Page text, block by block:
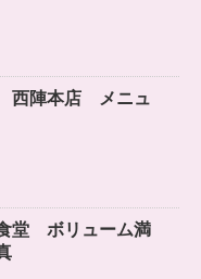
陣本店 メニュ
堂 ボリューム満